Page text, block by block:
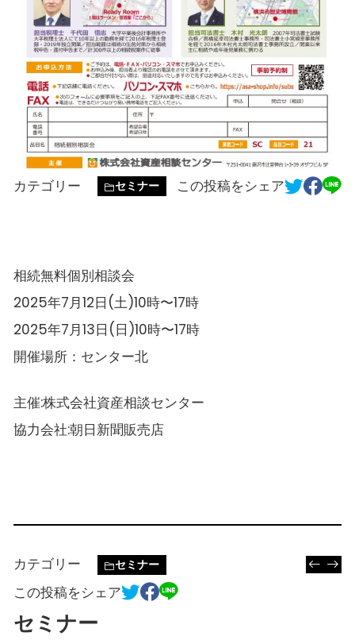
カテゴリー セミナー この投稿をシェア
相続無料個別相談会
2025年7月12日(土)10時〜17時
2025年7月13日(日)10時〜17時
開催場所：センター北
主催:株式会社資産相談センター
協力会社:朝日新聞販売店
カテゴリー セミナー
この投稿をシェア
セミナー